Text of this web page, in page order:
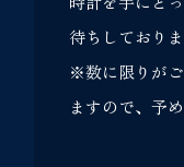
待ちしておりま
※数に限りが
ますので、予